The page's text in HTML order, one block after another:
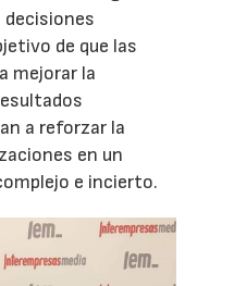
decisiones
de que las
mejorar la
a reforzar la
en un
e incierto.